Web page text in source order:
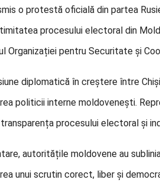
o protestă oficială din partea
procesului electoral din
Organizației pentru Securitate și
diplomatică în creștere între
politicii interne moldovenești.
procesului electoral și
autoritățile moldovene au
unui scrutin corect, liber și